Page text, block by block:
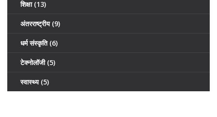
शिक्षा (13)
अंतरराष्ट्रीय (9)
धर्म संस्कृति (6)
टेक्नोलॉजी (5)
स्वास्थ्य (5)